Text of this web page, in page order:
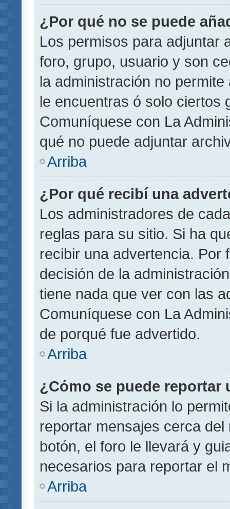
¿Por qué no se puede
Los permisos para adjuntar
foro, grupo, usuario y son
la administración no
le encuentras ó solo ciertos
Comuníquese con La
qué no puede adjuntar
Arriba
¿Por qué recibí una
Los administradores de
reglas para su sitio. Si ha
recibir una advertencia. Por
decisión de la
tiene nada que ver con las
Comuníquese con La
de porqué fue advertido.
Arriba
¿Cómo se puede reportar
Si la administración lo
reportar mensajes cerca
botón, el foro le llevará y
necesarios para reportar el
Arriba